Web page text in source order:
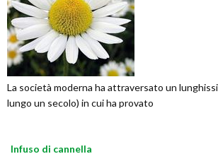
La società moderna ha attraversato un
lungo un secolo) in cui ha provato
Infuso di cannella